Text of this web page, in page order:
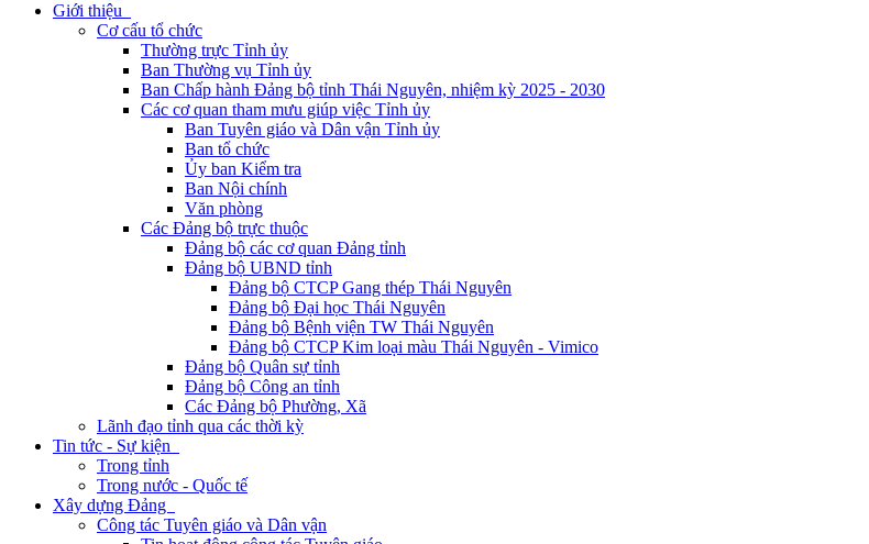
Giới thiệu
Cơ cấu tổ chức
Thường trực Tỉnh ủy
Ban Thường vụ Tỉnh ủy
Ban Chấp hành Đảng bộ tỉnh Thái Nguyên, nhiệm kỳ 2025 - 2030
Các cơ quan tham mưu giúp việc Tỉnh ủy
Ban Tuyên giáo và Dân vận Tỉnh ủy
Ban tổ chức
Ủy ban Kiểm tra
Ban Nội chính
Văn phòng
Các Đảng bộ trực thuộc
Đảng bộ các cơ quan Đảng tỉnh
Đảng bộ UBND tỉnh
Đảng bộ CTCP Gang thép Thái Nguyên
Đảng bộ Đại học Thái Nguyên
Đảng bộ Bệnh viện TW Thái Nguyên
Đảng bộ CTCP Kim loại màu Thái Nguyên - Vimico
Đảng bộ Quân sự tỉnh
Đảng bộ Công an tỉnh
Các Đảng bộ Phường, Xã
Lãnh đạo tỉnh qua các thời kỳ
Tin tức - Sự kiện
Trong tỉnh
Trong nước - Quốc tế
Xây dựng Đảng
Công tác Tuyên giáo và Dân vận